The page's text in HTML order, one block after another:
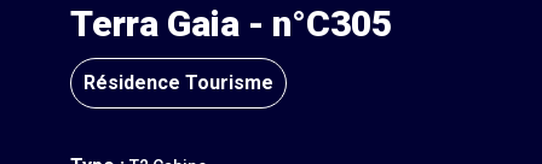
Terra Gaia - n°C305
Résidence Tourisme